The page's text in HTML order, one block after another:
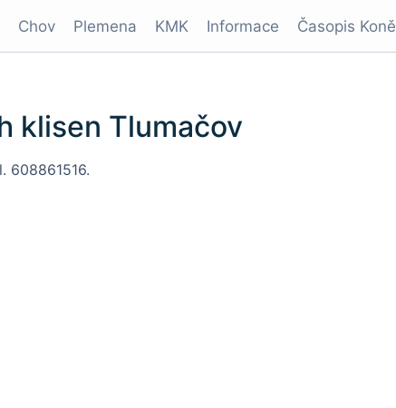
Chov Plemena KMK Informace Časopis Koně
klisen Tlumačov
608861516.